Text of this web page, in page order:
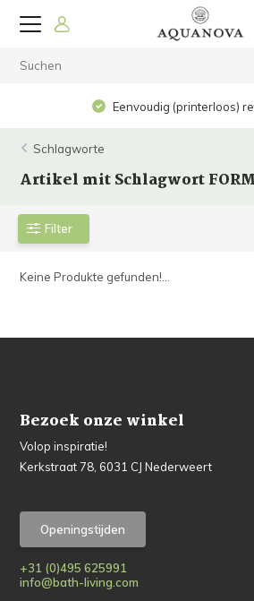
Eenvoudig (printerloos)
Schlagworte
Artikel mit Schlagwort
Filter
Keine Produkte gefunden!...
Bezoek onze winkel
Volop inspiratie!
Kerkstraat 78, 6031 CJ Nederweert
Openingstijden
+31 (0)495 625991
info@bath-living.com